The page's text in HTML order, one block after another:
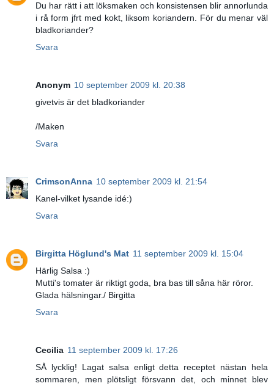
Du har rätt i att löksmaken och konsistensen blir annorlunda
i rå form jfrt med kokt, liksom koriandern. För du menar väl
bladkoriander?
Svara
Anonym 10 september 2009 kl. 20:38
givetvis är det bladkoriander
/Maken
Svara
CrimsonAnna 10 september 2009 kl. 21:54
Kanel-vilket lysande idé:)
Svara
Birgitta Höglund's Mat 11 september 2009 kl. 15:04
Härlig Salsa :)
Mutti's tomater är riktigt goda, bra bas till såna här röror.
Glada hälsningar./ Birgitta
Svara
Cecilia 11 september 2009 kl. 17:26
SÅ lycklig! Lagat salsa enligt detta receptet nästan hela
sommaren, men plötsligt försvann det, och minnet blev